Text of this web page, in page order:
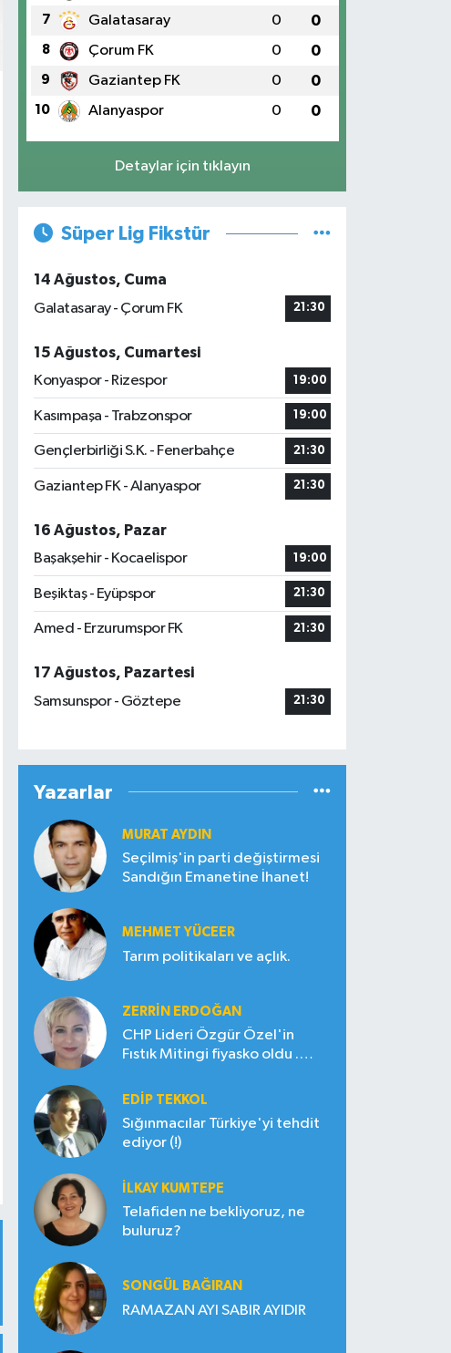
7 Galatasaray 0 0
8 Çorum FK 0 0
9 Gaziantep FK 0 0
10 Alanyaspor 0 0
Detaylar için tıklayın
Süper Lig Fikstür
14 Ağustos, Cuma
Galatasaray - Çorum FK
21:30
15 Ağustos, Cumartesi
Konyaspor - Rizespor
19:00
Kasımpaşa - Trabzonspor 19:00
Gençlerbirliği S.K. - Fenerbahçe 21:30
Gaziantep FK - Alanyaspor 21:30
16 Ağustos, Pazar
Başakşehir - Kocaelispor
19:00
Beşiktaş - Eyüpspor 21:30
Amed - Erzurumspor FK 21:30
17 Ağustos, Pazartesi
Samsunspor - Göztepe
21:30
Yazarlar
MURAT AYDIN
Seçilmiş'in parti değiştirmesi
Sandığın Emanetine İhanet!
MEHMET YÜCEER
Tarım politikaları ve açlık.
ZERRIN ERDOĞAN
CHP Lideri Özgür Özel'in
Fıstık Mitingi fiyasko oldu .
EDIP TEKKOL
Sığınmacılar Türkiye'yi tehdit
ediyor (!)
İLKAY KUMTEPE
Telafiden ne bekliyoruz, ne
buluruz?
SONGÜL BAĞIRAN
RAMAZAN AYI SABIR AYIDIR